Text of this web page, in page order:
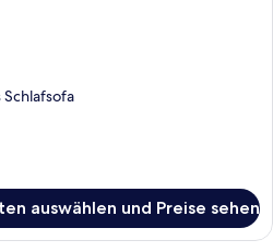
auswählen und Preise sehen